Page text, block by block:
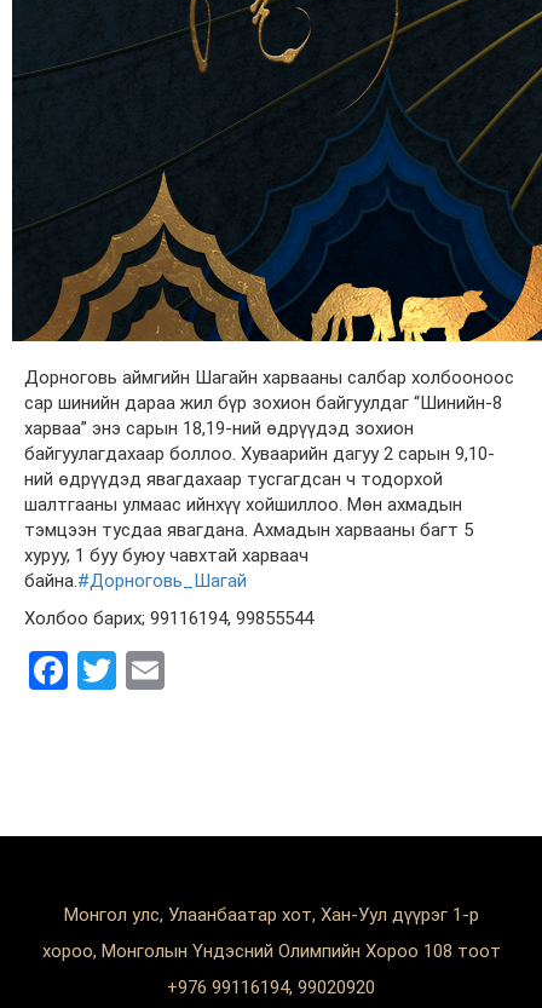
Дорноговь аймгийн Шагайн харвааны салбар холбооноос
сар шинийн дараа жил бүр зохион байгуулдаг “Шинийн-8
харваа” энэ сарын 18,19-ний өдрүүдэд зохион
байгуулагдахаар боллоо. Хуваарийн дагуу 2 сарын 9,10-
ний өдрүүдэд явагдахаар тусгагдсан ч тодорхой
шалтгааны улмаас ийнхүү хойшиллоо. Мөн ахмадын
тэмцээн тусдаа явагдана. Ахмадын харвааны багт 5
хуруу, 1 буу буюу чавхтай харваач
байна.#Дорноговь_Шагай
Холбоо барих; 99116194, 99855544
Facebook
Twitter
Монгол улс, Улаанбаатар хот, Хан-Уул дүүрэг 1-р
хороо, Монголын Үндэсний Олимпийн Хороо 108 тоот
+976 99116194, 99020920